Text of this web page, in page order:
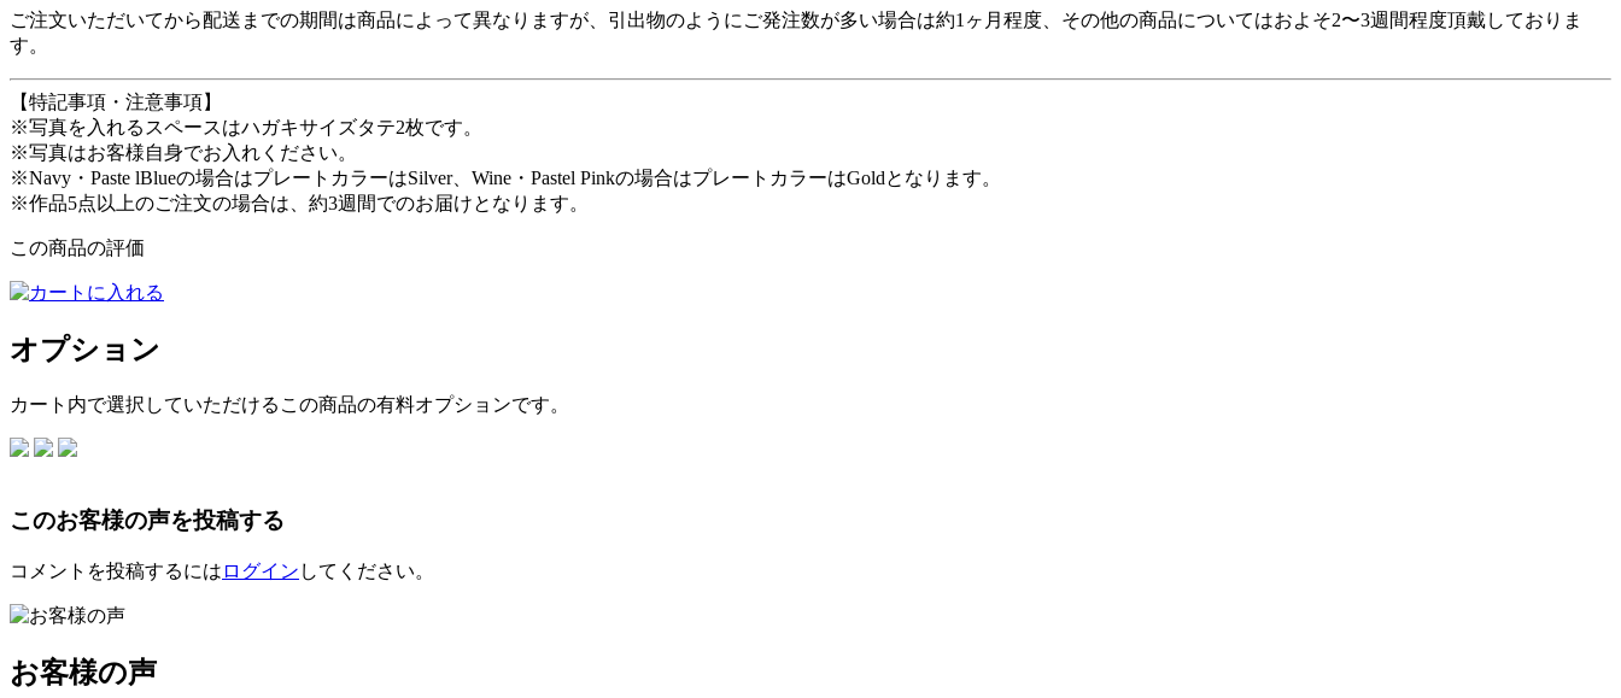
ご注文いただいてから配送までの期間は商品によって異なりますが、引出物のようにご発注数が多い場合は約1ヶ月程度、その他の商品についてはおよそ2〜3週間程度頂戴しておりま
す。
【特記事項・注意事項】
※写真を入れるスペースはハガキサイズタテ2枚です。
※写真はお客様自身でお入れください。
※Navy・Paste lBlueの場合はプレートカラーはSilver、Wine・Pastel Pinkの場合はプレートカラーはGoldとなります。
※作品5点以上のご注文の場合は、約3週間でのお届けとなります。
この商品の評価
オプション
カート内で選択していただけるこの商品の有料オプションです。
このお客様の声を投稿する
コメントを投稿するには ログイン してください。
お客様の声